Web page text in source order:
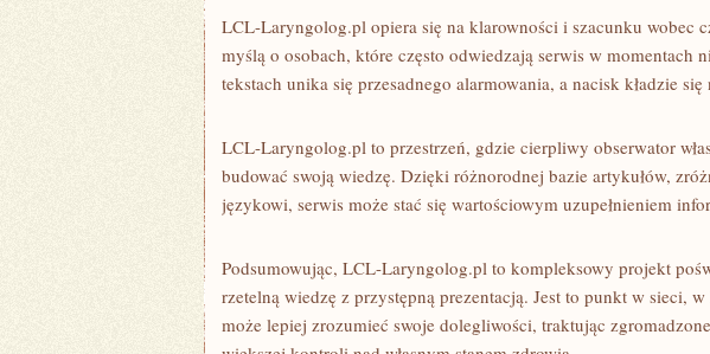
LCL-Laryngolog.pl opiera się na klarowności i szacunku wobec
myślą o osobach, które często odwiedzają serwis w momentach
tekstach unika się przesadnego alarmowania, a nacisk kładzie się
LCL-Laryngolog.pl to przestrzeń, gdzie cierpliwy obserwator
budować swoją wiedzę. Dzięki różnorodnej bazie artykułów,
językowi, serwis może stać się wartościowym uzupełnieniem
Podsumowując, LCL-Laryngolog.pl to kompleksowy projekt
rzetelną wiedzę z przystępną prezentacją. Jest to punkt w sieci,
może lepiej zrozumieć swoje dolegliwości, traktując